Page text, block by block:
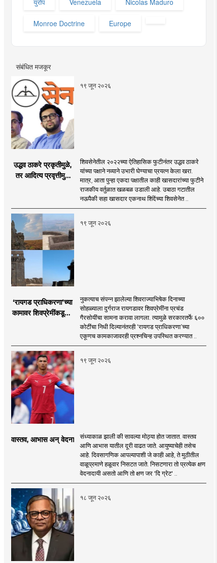
Monroe Doctrine Europe
संबंधित मजकूर
१९ जून २०२६
उद्धव ठाकरे प्रकृतीमुळे,
तर आदित्य प्रवृत्तीमुळे
शिवसेनेतील २०२२च्या ऐतिहासिक फुटीनंतर उद्धव ठाकरे
यांच्या पक्षाने नव्याने उभारी घेण्याचा प्रयत्न केला खरा.
मात्र, आता पुन्हा एकदा पक्षातील काही खासदारांच्या फुटीने
राजकीय वर्तुळात खळबळ उडाली आहे. उबाठा गटातील
नऊपैकी सहा खासदार एकनाथ शिंदेंच्या शिवसेनेत ..
१९ जून २०२६
‘रायगड प्राधिकरणा’च्या
कामावर शिवप्रेमींकडूनच
नुकत्याच संपन्न झालेल्या शिवराज्याभिषेक दिनाच्या
सोहळ्याला दुर्गराज रायगडावर शिवप्रेमींना प्रचंड
गैरसोयींचा सामना करावा लागला. त्यामुळे सरकारतर्फे ६००
कोटींचा निधी दिल्यानंतरही ‘रायगड प्राधिकरणा’च्या
एकूणच कामकाजावरही प्रश्नचिन्ह उपस्थित करण्यात ..
१९ जून २०२६
वास्तव, आभास अन् वेदना
संध्याकाळ झाली की सावल्या मोठ्या होत जातात. वास्तव
आणि आभास यातील दूरी वाढत जाते. आयुष्याचेही तसेच
आहे. दिवसागणिक आपल्यापाशी जे काही आहे, ते मुठीतील
वाळूप्रमाणे हळूवार निसटत जाते. निसटणारा तो प्रत्येक क्षण
वेदनादायी असतो आणि तो क्षण जर 'दि ग्रेट' ..
१८ जून २०२६